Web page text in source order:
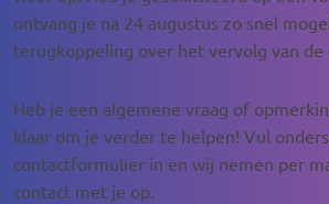
ontvang je na 24 augustus zo snel
terugkoppeling over het vervolg van de
Heb je een algemene vraag of
klaar om je verder te helpen! Vul
contactformulier in en wij nemen per
contact met je op.